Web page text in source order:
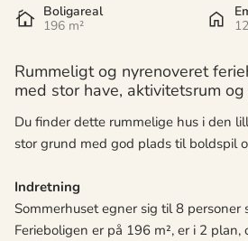
Boligareal
196 m²
Rummeligt og nyrenoveret
med stor have, aktivitetsrum
Du finder dette rummelige hus i den
stor grund med god plads til boldspil
Indretning
Sommerhuset egner sig til 8 personer
Ferieboligen er på 196 m², er i 2